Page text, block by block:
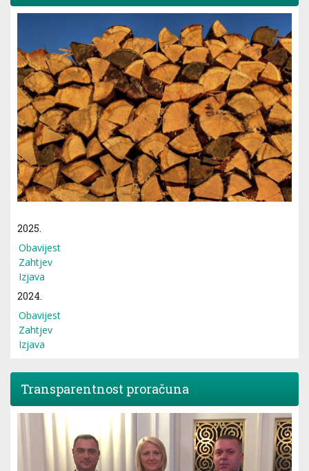
2025.
Obavijest
Zahtjev
Izjava
2024.
Obavijest
Zahtjev
Izjava
Transparentnost proračuna